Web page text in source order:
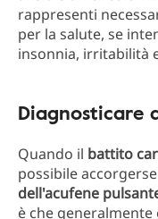
rappresenti
per la salute, se
insonnia, irritabilità
Diagnosticare
Quando il battito
possibile
dell'acufene
è che generalmente